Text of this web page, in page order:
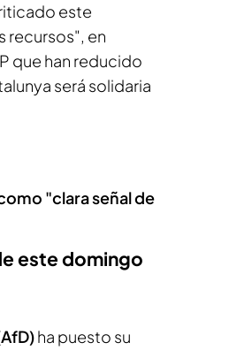
este
recursos", en
que han reducido
será solidaria
"clara señal de
este domingo
ha puesto su